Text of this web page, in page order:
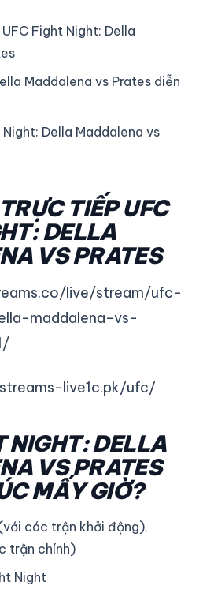
Fight Night: Della
Maddalena vs Prates diễn
Della Maddalena vs
TIẾP UFC
DELLA
VS PRATES
live/stream/ufc-
maddalena-vs-
live1c.pk/ufc/
NIGHT: DELLA
VS PRATES
MẤY GIỜ?
các trận khởi động),
trận chính)
Night